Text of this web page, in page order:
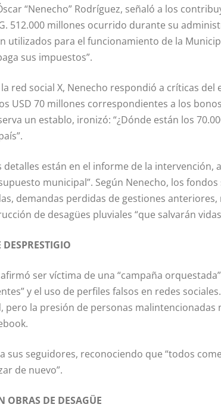
“Nenecho” Rodríguez, señaló a los
512.000 millones ocurrido durante su
utilizados para el funcionamiento de la
sus impuestos”.
red social X, Nenecho respondió a críticas del
USD 70 millones correspondientes a los
un establo, ironizó: “¿Dónde están los
están en el informe de la intervención,
municipal”. Según Nenecho, los
demandas perdidas de gestiones
de desagües pluviales “que salvarán
ser víctima de una “campaña
y el uso de perfiles falsos en redes
la presión de personas malintencionadas
sus seguidores, reconociendo que “todos
de nuevo”.
OBRAS DE DESAGÜE